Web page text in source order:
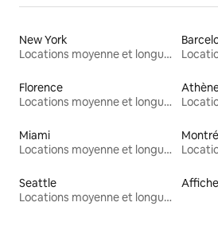
New York
Locations moyenne et longue durée
Florence
Locations moyenne et longue durée
Miami
Locations moyenne et longue durée
Seattle
Locations moyenne et longue durée